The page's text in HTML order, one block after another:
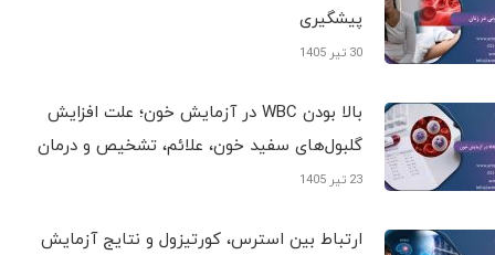
پیشگیری
30 تیر 1405
بالا بودن WBC در آزمایش خون؛ علت افزایش
گلبول‌های سفید خون، علائم، تشخیص و درمان
23 تیر 1405
ارتباط بین استرس، کورتیزول و نتایج آزمایش